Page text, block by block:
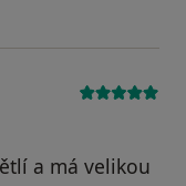
a má velikou